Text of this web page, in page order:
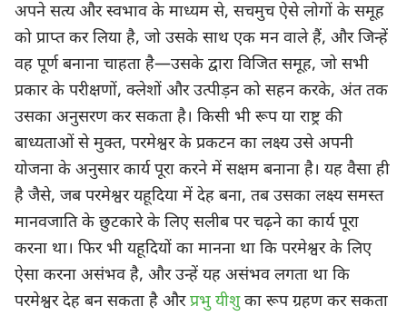
अपने सत्य और स्वभाव के माध्यम से, सचमुच ऐसे लोगों के समूह
को प्राप्त कर लिया है, जो उसके साथ एक मन वाले हैं, और जिन्हें
वह पूर्ण बनाना चाहता है—उसके द्वारा विजित समूह, जो सभी
प्रकार के परीक्षणों, क्लेशों और उत्पीड़न को सहन करके, अंत तक
उसका अनुसरण कर सकता है। किसी भी रूप या राष्ट्र की
बाध्यताओं से मुक्त, परमेश्वर के प्रकटन का लक्ष्य उसे अपनी
योजना के अनुसार कार्य पूरा करने में सक्षम बनाना है। यह वैसा ही
है जैसे, जब परमेश्वर यहूदिया में देह बना, तब उसका लक्ष्य समस्त
मानवजाति के छुटकारे के लिए सलीब पर चढ़ने का कार्य पूरा
करना था। फिर भी यहूदियों का मानना था कि परमेश्वर के लिए
ऐसा करना असंभव है, और उन्हें यह असंभव लगता था कि
परमेश्वर देह बन सकता है औरप्रभु यीशुका रूप ग्रहण कर सकता